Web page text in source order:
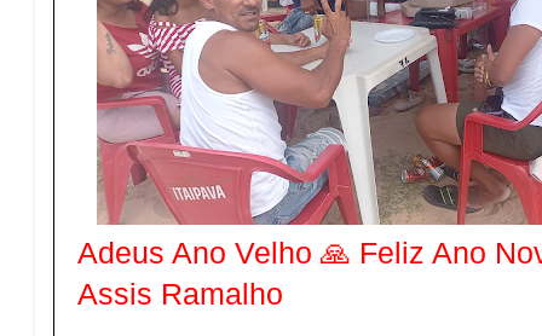
Adeus Ano Velho 🙏 Feliz Ano
Assis Ramalho